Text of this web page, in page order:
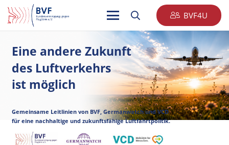
BVF4U
Eine andere Zukunft
des Luftverkehrs
ist möglich
Gemeinsame Leitlinien von BVF, Germanwatch und VCD
für eine nachhaltige und zukunftsfähige Luftfahrtpolitik.